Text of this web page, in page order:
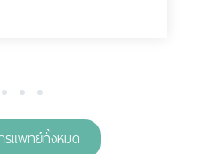
3 4 5
รแพทย์ทั้งหมด